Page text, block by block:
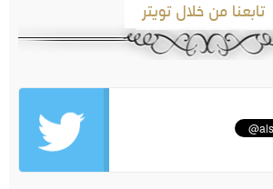
تابعنا من خلال تويتر